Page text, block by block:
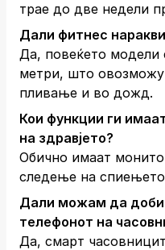
трае до две недели
Дали фитнес
Да, повеќето модели
метри, што
пливање и во дожд.
Кои функции ги
на здравјето?
Обично имаат
следење на
Дали можам да
телефонот на
Да, смарт